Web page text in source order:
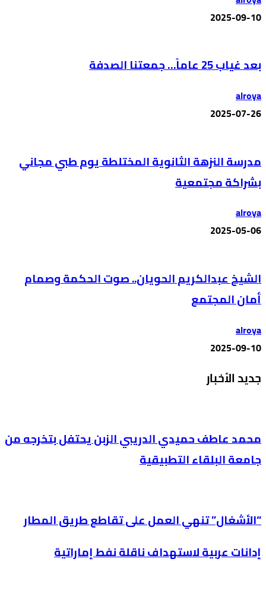
2025-09-10
بعد غياب 25 عاماً… جمعتنا الصدفة
alroya
2025-07-26
مدرسة النزهة الثانوية المختلطة يوم طبي مجاني
بشراكة مجتمعية
alroya
2025-05-06
الشيخ عبدالكريم الحويان.. صوت الحكمة وصمام
أمان المجتمع
alroya
2025-09-10
جديد الأخبار
محمد عاطف حميدي الدريبي الزبن يحتفل بتخرجه من
جامعة البلقاء التطبيقية
“الأشغال” تنهي العمل على تقاطع طريق المطار
إدانات عربية لاستهداف ناقلة نفط إماراتية